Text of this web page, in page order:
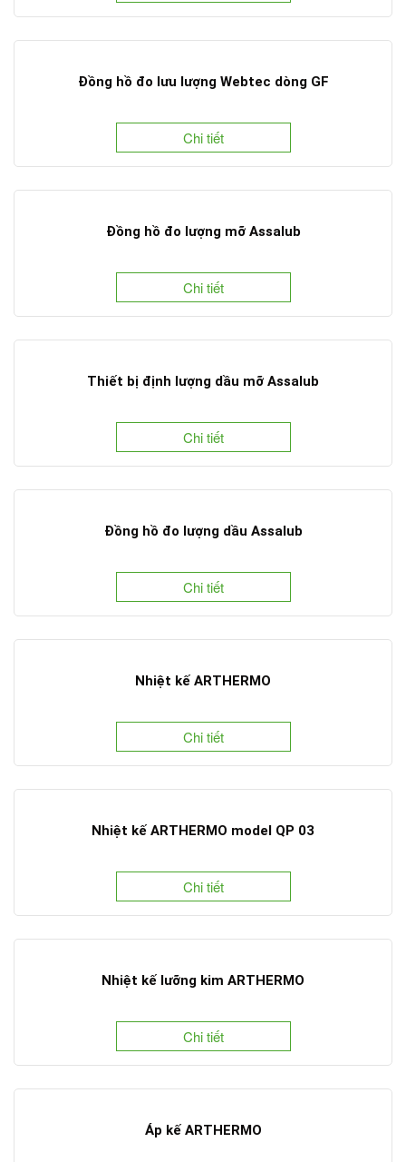
Đồng hồ đo lưu lượng Webtec dòng GF
Chi tiết
Đồng hồ đo lượng mỡ Assalub
Chi tiết
Thiết bị định lượng dầu mỡ Assalub
Chi tiết
Đồng hồ đo lượng dầu Assalub
Chi tiết
Nhiệt kế ARTHERMO
Chi tiết
Nhiệt kế ARTHERMO model QP 03
Chi tiết
Nhiệt kế lưỡng kim ARTHERMO
Chi tiết
Áp kế ARTHERMO